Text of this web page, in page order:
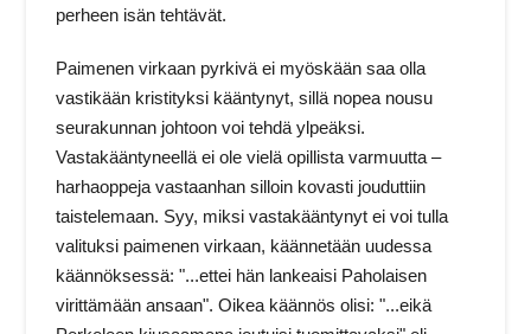
perheen isän tehtävät.
Paimenen virkaan pyrkivä ei myöskään saa olla
vastikään kristityksi kääntynyt, sillä nopea nousu
seurakunnan johtoon voi tehdä ylpeäksi.
Vastakääntyneellä ei ole vielä opillista varmuutta –
harhaoppeja vastaanhan silloin kovasti jouduttiin
taistelemaan. Syy, miksi vastakääntynyt ei voi tulla
valituksi paimenen virkaan, käännetään uudessa
käännöksessä: "...ettei hän lankeaisi Paholaisen
virittämään ansaan". Oikea käännös olisi: "...eikä